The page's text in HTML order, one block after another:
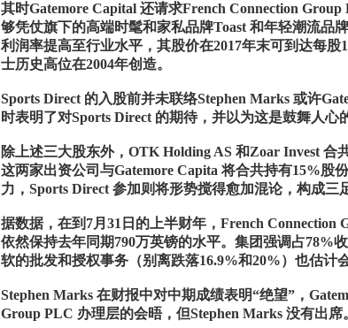
其时Gatemore Capital 还请求French Connection
够凭仗旗下的高端时髦和家私品牌Toast 和年轻潮流
利润率提高至行业水平，其股价在2017年末可到达每
士历史高位在2004年创造。
Sports Direct 的入股前并未联络Stephen Marks 或许
时表明了对Sports Direct 的期待，并以为这是鼓舞人心
除上述三大股东外，OTK Holding AS 和Zoar Invest 合
这两家出资公司与Gatemore Capita 将合共持有15%股
力，Sports Direct 参加则将形势搅得愈加混论，构成三
据数据，在到7月31日的上半财年，French Connection
依然保持去年同期790万英镑的水平。集团强调占78%
软的批发和授权事务（别离跌落16.9%和20%）也估计
Stephen Marks 在财报中对中期成绩表明“绝望”，
Group PLC 办理层的会晤，但Stephen Marks 没有出席